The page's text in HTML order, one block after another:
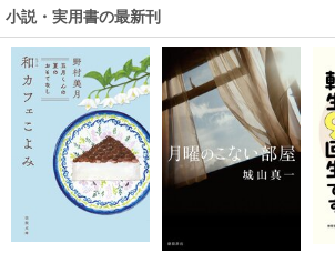
小説・実用書の最新刊